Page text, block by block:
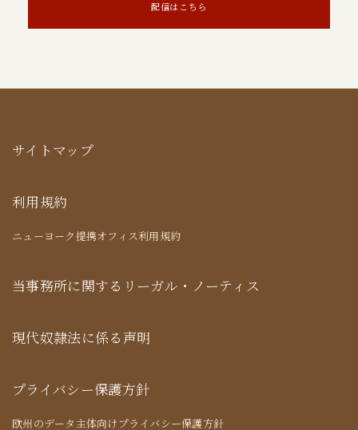
配信はこちら
サイトマップ
利用規約
ニューヨーク提携オフィス利用規約
当事務所に関するリーガル・ノーティス
現代奴隷法に係る声明
プライバシー保護方針
欧州のデータ主体向けプライバシー保護方針